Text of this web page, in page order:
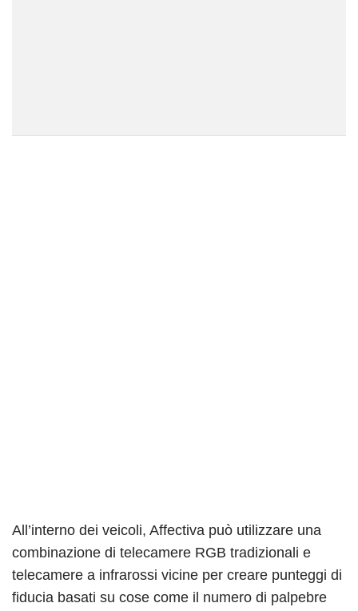
All’interno dei veicoli, Affectiva può utilizzare una
combinazione di telecamere RGB tradizionali e
telecamere a infrarossi vicine per creare punteggi di
fiducia basati su cose come il numero di palpebre